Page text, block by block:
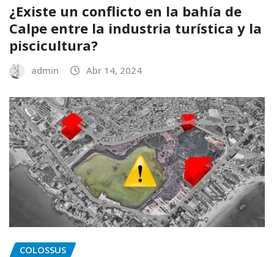
¿Existe un conflicto en la bahía de
Calpe entre la industria turística y la
piscicultura?
admin Abr 14, 2024
COLOSSUS